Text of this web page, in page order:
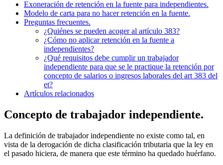
Exoneración de retención en la fuente para independientes.
Modelo de carta para no hacer retención en la fuente.
Preguntas frecuentes.
¿Quiénes se pueden acoger al artículo 383?
¿Cómo no aplicar retención en la fuente a
independientes?
¿Qué requisitos debe cumplir un trabajador
independiente para que se le practique la retención por
concepto de salarios o ingresos laborales del art 383 del
et?
Artículos relacionados
Concepto de trabajador independiente.
La definición de trabajador independiente no existe como tal, en
vista de la derogación de dicha clasificación tributaria que la ley en
el pasado hiciera, de manera que este término ha quedado huérfano.